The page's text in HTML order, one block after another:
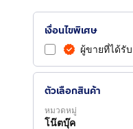
เงื่อนไขพิเศษ
ผู้ขายที่ได้รั
ตัวเลือกสินค้า
หมวดหมู่
โน๊ตบุ๊ค